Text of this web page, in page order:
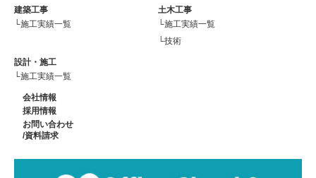
建築工事
└施工実績一覧
土木工事
└施工実績一覧
└技術
設計・施工
└施工実績一覧
会社情報
採用情報
お問い合わせ
/資料請求